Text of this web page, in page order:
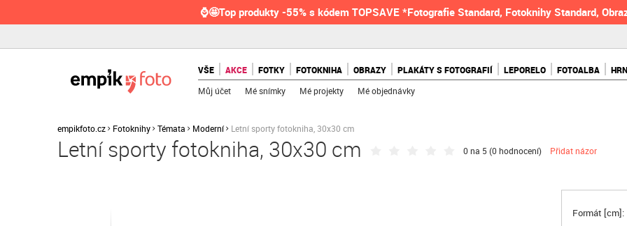
⌚🤩Top produkty -55% s kódem TOPSAVE *Fotografie Standard, Fotoknihy Standard,
VŠE AKCE FOTKY FOTOKNIHA OBRAZY PLAKÁTY S FOTOGRAFIÍ LEPORELO FOTOALBA
Můj účet Mé snímky Mé projekty Mé objednávky
empikfoto.cz Fotoknihy Témata Moderní Letní sporty fotokniha, 30x30 cm
Letní sporty fotokniha, 30x30 cm 0 na 5 (0 hodnocení) Přidat názor
Formát [cm]: